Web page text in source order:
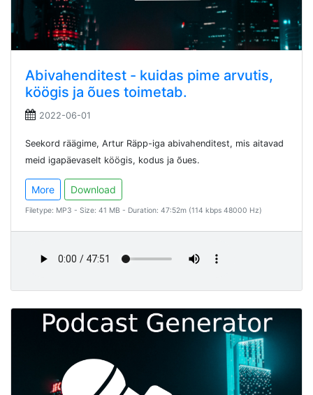
Abivahenditest - kuidas pime arvutis,
köögis ja õues toimetab.
2022-06-01
Seekord räägime, Artur Räpp-iga abivahenditest, mis aitavad
meid igapäevaselt köögis, kodus ja õues.
More Download
Filetype: MP3 - Size: 41 MB - Duration: 47:52m (114 kbps 48000 Hz)